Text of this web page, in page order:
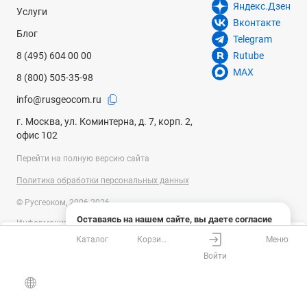
Оставаясь на нашем сайте, вы даете согласие
на использование файлов cookies и сбор данных
системами веб-аналитики
Услуги
Блог
8 (495) 604 00 00
8 (800) 505-35-98
info@rusgeocom.ru
г. Москва, ул. Коминтерна, д. 7, корп. 2,
офис 102
Яндекс.Дзен
Вконтакте
Telegram
Rutube
MAX
Перейти на полную версию сайта
Политика обработки персональных данных
© Русгеоком, 2006-2026
Информация на сайте носит справочный характер и не является
публичной офертой, определяемой положениями Статьи 437
Гражданского кодекса Российской Федерации. Технические
изменены производителем без предварительного уведомления.
Каталог
Корзина
Войти
Меню